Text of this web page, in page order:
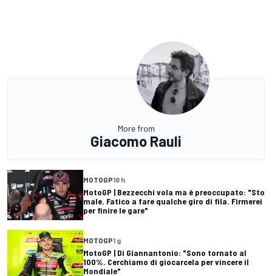
More from
Giacomo Rauli
MOTOGP18 h
MotoGP | Bezzecchi vola ma è preoccupato: "Sto
male. Fatico a fare qualche giro di fila. Firmerei
per finire le gare"
MOTOGP1 g
MotoGP | Di Giannantonio: "Sono tornato al
100%. Cerchiamo di giocarcela per vincere il
Mondiale"